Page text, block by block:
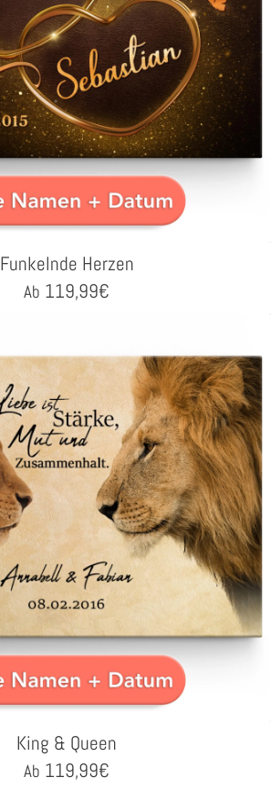
Funkelnde Herzen
Ab 119,99€
King & Queen
Ab 119,99€